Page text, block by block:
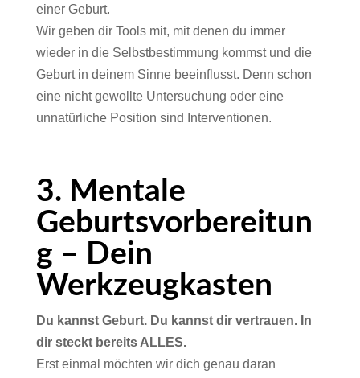
einer Geburt.
Wir geben dir Tools mit, mit denen du immer
wieder in die Selbstbestimmung kommst und die
Geburt in deinem Sinne beeinflusst. Denn schon
eine nicht gewollte Untersuchung oder eine
unnatürliche Position sind Interventionen.
3. Mentale
Geburtsvorbereitun
g – Dein
Werkzeugkasten
Du kannst Geburt. Du kannst dir vertrauen. In
dir steckt bereits ALLES.
Erst einmal möchten wir dich genau daran